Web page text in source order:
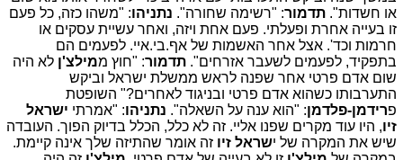
או חשדות". תדמור: "רשימה שחורה". נתניהו: "משהו כזה, כל פעם
זו בעייה אחרת ופעלתי. פעם אחת ויזה, ואחר עשיית עסקים או
חרמות וכד'. אצל אחר האשמות של אף.בי.איי. לפעמים הם
בתפקיד, לפעמים לשעבר אזרחים". תדמור: "חוץ ממילצ'ן לא היה
שום אדם פרטי אחר שפנה לראש ממשלת ישראל וביקש
התערבותו כשהוא אדם פרטי ובניגוד לאחרים?" השופטת
פרידמן-פלדמן: "הוא ענה על השאלה". נתניהו: "אמרתי ישראל
זיו, היו עוד מקרים שפנו אליי. זה לא כלל, הכלל בדיוק הפוך. העובדה
שיש את המקרה של ישראל זיו זה אומר שהתיזה שלך אינה קיימת.